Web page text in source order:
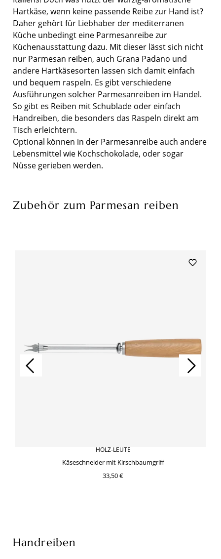
Hartkäse, wenn keine passende Reibe zur Hand ist?
Daher gehört für Liebhaber der mediterranen
Küche unbedingt eine Parmesanreibe zur
Küchenausstattung dazu. Mit dieser lässt sich nicht
nur Parmesan reiben, auch Grana Padano und
andere Hartkäsesorten lassen sich damit einfach
und bequem raspeln. Es gibt verschiedene
Ausführungen solcher Parmesanreiben im Handel.
So gibt es Reiben mit Schublade oder einfach
Handreiben, die besonders das Raspeln direkt am
Tisch erleichtern.
Optional können in der Parmesanreibe auch andere
Lebensmittel wie Kochschokolade, oder sogar
Nüsse gerieben werden.
Zubehör zum Parmesan reiben
HOLZ-LEUTE
Käseschneider mit Kirschbaumgriff
33,50 €
Handreiben